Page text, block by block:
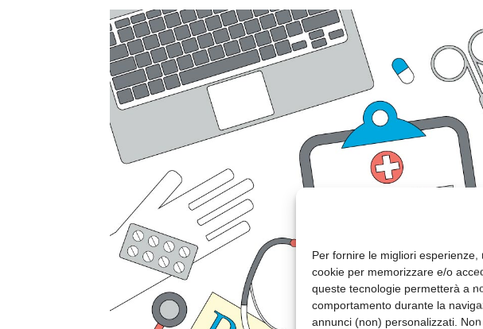
Per fornire le migliori
cookie per memorizzare e/o
queste tecnologie permetterà a
comportamento durante la
annunci (non) personalizzati.